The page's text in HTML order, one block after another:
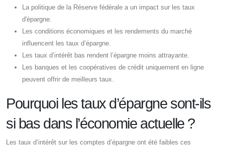
La politique de la Réserve fédérale a un impact sur les taux
d'épargne.
Les conditions économiques et les rendements du marché
influencent les taux d’épargne.
Les taux d’intérêt bas rendent l’épargne moins attrayante.
Les banques et les coopératives de crédit uniquement en ligne
peuvent offrir de meilleurs taux.
Pourquoi les taux d’épargne sont-ils
si bas dans l’économie actuelle ?
Les taux d’intérêt sur les comptes d’épargne ont été faibles ces